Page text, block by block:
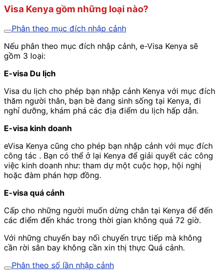
Visa Kenya gồm những loại nào?
Phân theo mục đích nhập cảnh
Nếu phân theo mục đích nhập cảnh, e-Visa Kenya sẽ
gồm 3 loại:
E-visa Du lịch
Visa du lịch cho phép bạn nhập cảnh Kenya với mục đích
thăm người thân, bạn bè đang sinh sống tại Kenya, đi
nghỉ dưỡng, khám phá các địa điểm du lịch hấp dẫn.
E-visa kinh doanh
eVisa Kenya cũng cho phép bạn nhập cảnh với mục đích
công tác . Bạn có thể ở lại Kenya để giải quyết các công
việc kinh doanh như: tham dự một cuộc họp, hội nghị
hoặc đàm phán hợp đồng.
E-visa quá cảnh
Cấp cho những người muốn dừng chân tại Kenya để đến
các điểm đến khác trong thời gian không quá 72 giờ.
Với những chuyến bay nối chuyến trực tiếp mà không
cần rời sân bay không cần xin thị thực Quá cảnh.
Phân theo số lần nhập cảnh